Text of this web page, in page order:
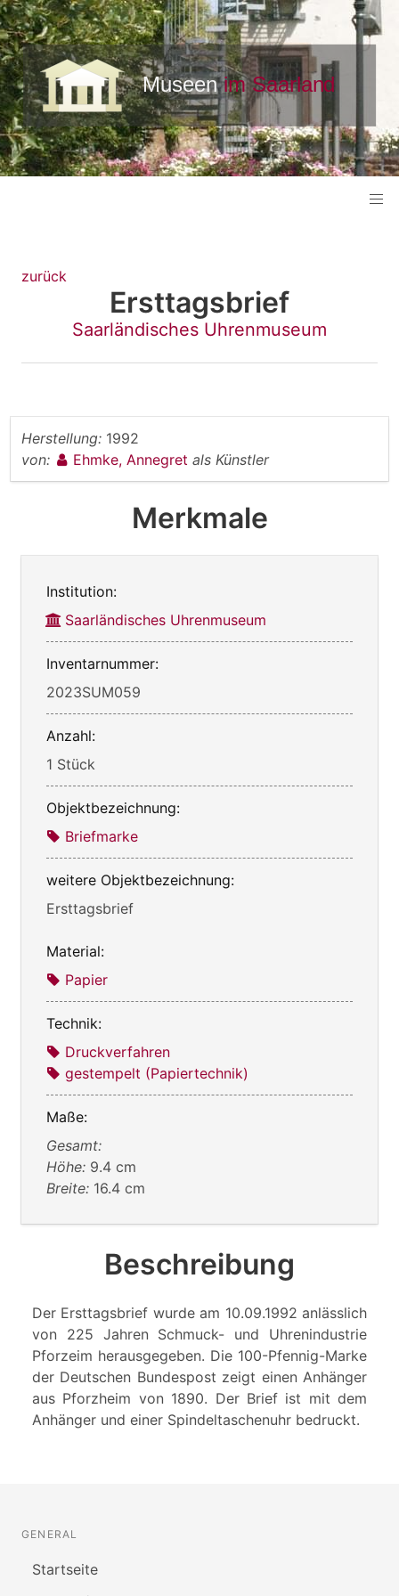
zurück
Ersttagsbrief
Saarländisches Uhrenmuseum
Herstellung: 1992
von:
Ehmke, Annegret als Künstler
Merkmale
Institution:
Saarländisches Uhrenmuseum
Inventarnummer:
2023SUM059
Anzahl:
1 Stück
Objektbezeichnung:
Briefmarke
weitere Objektbezeichnung:
Ersttagsbrief
Material:
Papier
Technik:
Druckverfahren
gestempelt (Papiertechnik)
Maße:
Gesamt:
Höhe: 9.4 cm
Breite: 16.4 cm
Beschreibung
Der Ersttagsbrief wurde am 10.09.1992 anlässlich
von 225 Jahren Schmuck- und Uhrenindustrie
Pforzeim herausgegeben. Die 100-Pfennig-Marke
der Deutschen Bundespost zeigt einen Anhänger
aus Pforzheim von 1890. Der Brief ist mit dem
Anhänger und einer Spindeltaschenuhr bedruckt.
GENERAL
Startseite